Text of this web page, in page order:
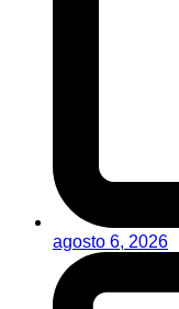
agosto 6, 2026